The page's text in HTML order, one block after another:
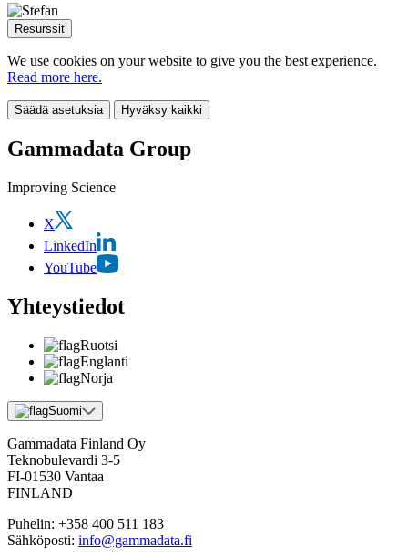
Resurssit
We use cookies on your website to give you the best experience.
Read more here.
Säädä asetuksia Hyväksy kaikki
Gammadata Group
Improving Science
X
LinkedIn
YouTube
Yhteystiedot
Ruotsi
Englanti
Norja
Suomi
Gammadata Finland Oy
Teknobulevardi 3-5
FI-01530 Vantaa
FINLAND
Puhelin: +358 400 511 183
Sähköposti: info@gammadata.fi